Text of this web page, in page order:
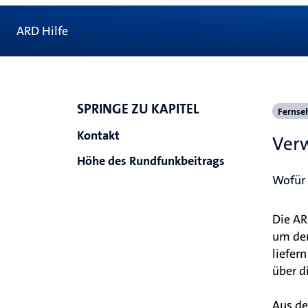
ARD Hilfe
SPRINGE ZU KAPITEL
Kontakt
Höhe des Rundfunkbeitrags
Wofür
Die
um
über